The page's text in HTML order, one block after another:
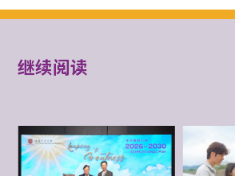
继续阅读